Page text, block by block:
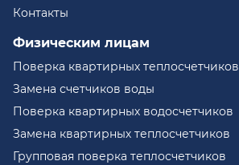
Контакты
Физическим лицам
Поверка квартирных теплосчетчиков
Замена счетчиков воды
Поверка квартирных водосчетчиков
Замена квартирных теплосчетчиков
Групповая поверка теплосчетчиков